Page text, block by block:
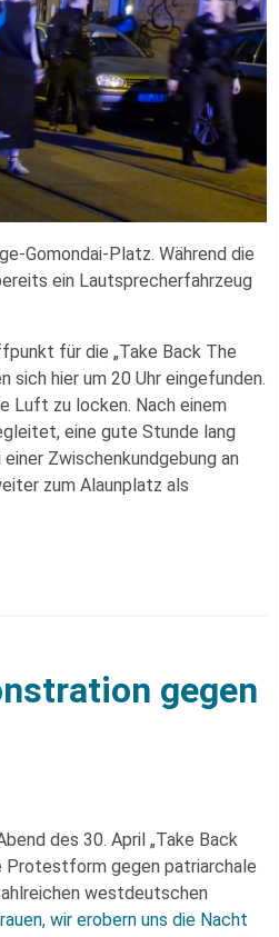
Gomondai-Platz. Während die
ein Lautsprecherfahrzeug
für die „Take Back The
sich hier um 20 Uhr eingefunden.
Luft zu locken. Nach einem
eine gute Stunde lang
Zwischenkundgebung an
zum Alaunplatz als
gegen
des 30. April „Take Back
Protestform gegen patriarchale
westdeutschen
wir erobern uns die Nacht